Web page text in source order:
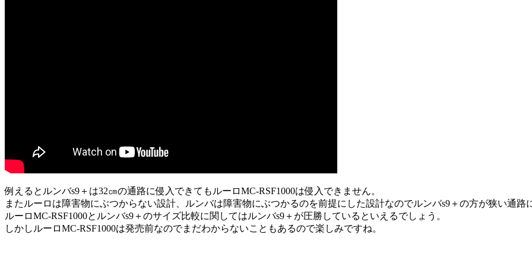
例えるとルンバs9＋は32㎝の通路に侵入できてもルーロMC-RSF1000は侵入できません。
またルーロは障害物にぶつからない設計、ルンバは障害物にぶつかるのを前提にした設計なのでルンバs9＋の方が狭い通路
ルーロMC-RSF1000とルンバs9＋のサイズ比較に関してはルンバs9＋が圧勝しているといえるでしょう。
しかしルーロMC-RSF1000は発売前なのでまだわからないこともあるので楽しみですね。